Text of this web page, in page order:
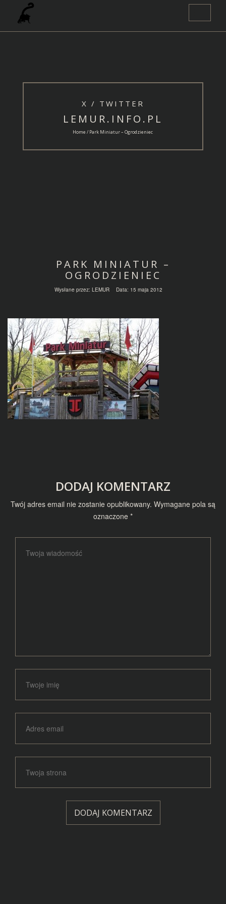
Toggle
X / TWITTER
LEMUR.INFO.PL
Home / Park Miniatur – Ogrodzieniec
PARK MINIATUR –
OGRODZIENIEC
Wysłane przez: LEMUR Data: 15 maja 2012
DODAJ KOMENTARZ
Twój adres email nie zostanie opublikowany. Wymagane pola są
oznaczone *